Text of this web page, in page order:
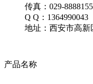
传真：029-
Q Q：1364990043
地址：西安市高新
产品名称